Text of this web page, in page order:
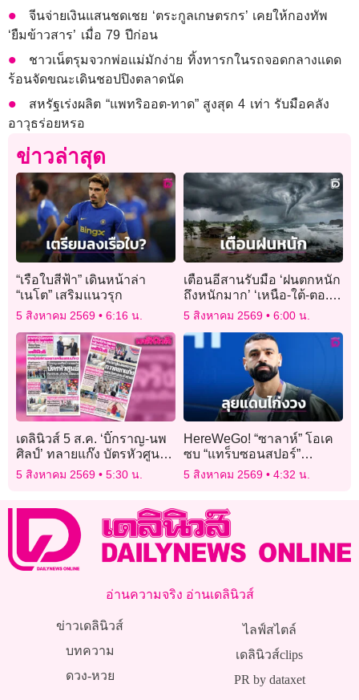
จีนจ่ายเงินแสนชดเชย ‘ตระกูลเกษตรกร’ เคยให้กองทัพ
‘ยืมข้าวสาร’ เมื่อ 79 ปีก่อน
ชาวเน็ตรุมจวกพ่อแม่มักง่าย ทิ้งทารกในรถจอดกลางแดด
ร้อนจัดขณะเดินชอปปิงตลาดนัด
สหรัฐเร่งผลิต “แพทริออต-ทาด” สูงสุด 4 เท่า รับมือคลัง
อาวุธร่อยหรอ
ข่าวล่าสุด
“เรือใบสีฟ้า” เดินหน้าล่า
“เนโต” เสริมแนวรุก
5 สิงหาคม 2569 6:16 น.
เตือนอีสานรับมือ ‘ฝนตกหนัก
ถึงหนักมาก’ ‘เหนือ-ใต้-ตอ.’
ตกหนักสะสม
5 สิงหาคม 2569 6:00 น.
เดลินิวส์ 5 ส.ค. ‘บิ๊กราญ-นพ
ศิลป์’ ทลายแก๊ง บัตรหัวศูนย์
จับ 17 จนท.-เจ้าบ้าน-เมียนมา
5 สิงหาคม 2569 5:30 น.
HereWeGo! “ซาลาห์” โอเค
ซบ “แทร็บซอนสปอร์”
เรียบร้อย
5 สิงหาคม 2569 4:32 น.
อ่านความจริง อ่านเดลินิวส์
ข่าวเดลินิวส์
บทความ
ดวง-หวย
ไลฟ์สไตล์
เดลินิวส์clips
PR by dataxet